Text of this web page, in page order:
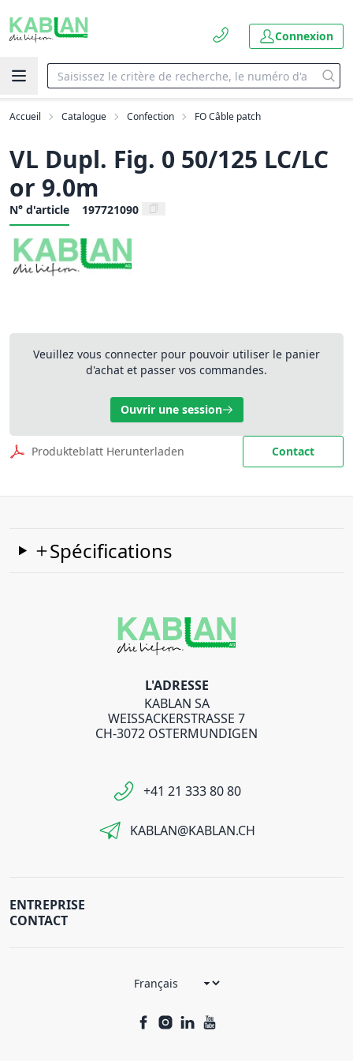
Connexion
Accueil Catalogue Confection FO Câble patch
VL Dupl. Fig. 0 50/125 LC/LC
or 9.0m
N° d'article 197721090
Veuillez vous connecter pour pouvoir utiliser le panier
d'achat et passer vos commandes.
Ouvrir une session
Produkteblatt Herunterladen Contact
Spécifications
L'ADRESSE
KABLAN SA
WEISSACKERSTRASSE 7
CH-3072 OSTERMUNDIGEN
+41 21 333 80 80
KABLAN@KABLAN.CH
ENTREPRISE
CONTACT